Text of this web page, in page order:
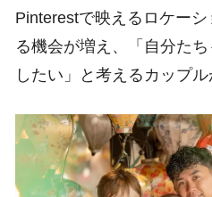
Pinterestで映えるロケー
る機会が増え、「自分た
したい」と考えるカップル